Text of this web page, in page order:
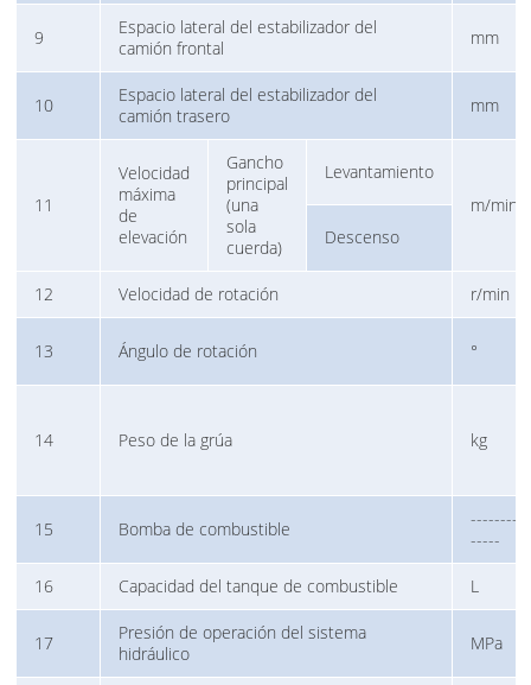
9
Espacio lateral del estabilizador del
camión frontal
mm
10
Espacio lateral del estabilizador del
camión trasero
mm
11
Velocidad
máxima
de
elevación
Gancho
principal
(una
sola
cuerda)
Levantamiento
m/min
Descenso
12 Velocidad de rotación r/min
13 Ángulo de rotación °
14 Peso de la grúa kg
15 Bomba de combustible
--------
-----
16 Capacidad del tanque de combustible L
17
Presión de operación del sistema
hidráulico
MPa